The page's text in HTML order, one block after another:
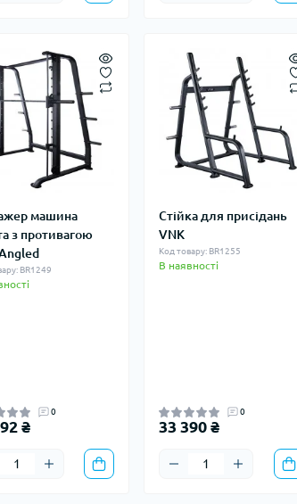
машина
з противагою
BR1249
0
₴
Стійка для присідань
VNK
Код товару: BR1255
В наявності
0
33 390 ₴